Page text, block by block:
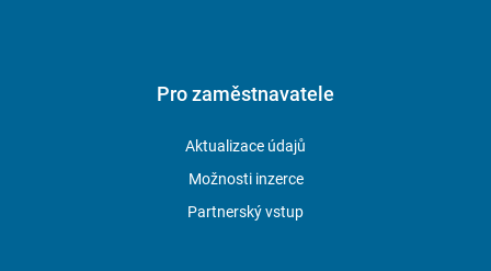
Pro zaměstnavatele
Aktualizace údajů
Možnosti inzerce
Partnerský vstup